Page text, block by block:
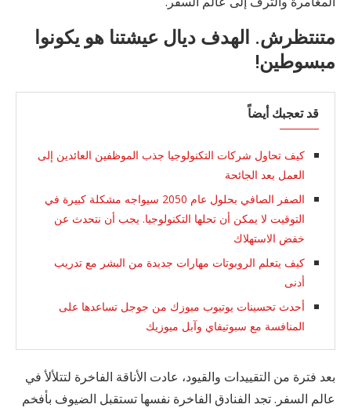
متنتظرش. الهدف ديال عيشتنا هو يكونوا
مبسوطين!
قد تعجبك أيضاً
كيف تحاول شركات التكنولوجيا جذب الموظفين العائدين إلى
العمل بعد الجائحة
الصفر الصافي بحلول عام 2050 سيواجه مشكلة كبيرة في
التوقيت لا يمكن أن تحلها التكنولوجيا. يجب أن نتحدث عن
خفض الاستهلاك
كيف يتعلم الروبوتات مهارات جديدة من البشر مع تدريب
أدنى
أحدث تحسينات يوتيوب ميوزك من جوجل تساعدها على
المنافسة مع سبوتيفاي وآبل ميوزيك
بعد فترة من التقييدات والقيود، عادت الأناقة الفاخرة لتتلألأ في
عالم السفر. تجد الفنادق الفاخرة نفسها تستقبل الضيوف بأفخم